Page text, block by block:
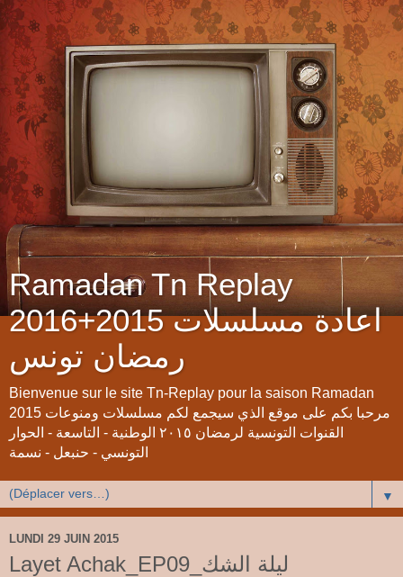
Ramadan Tn Replay
2016+2015 اعادة مسلسلات
رمضان تونس
Bienvenue sur le site Tn-Replay pour la saison Ramadan
2015 مرحبا بكم على موقع الذي سيجمع لكم مسلسلات ومنوعات
القنوات التونسية لرمضان ٢٠١٥ الوطنية - التاسعة - الحوار
التونسي - حنبعل - نسمة
▼
LUNDI 29 JUIN 2015
Layet Achak_EP09_ليلة الشك